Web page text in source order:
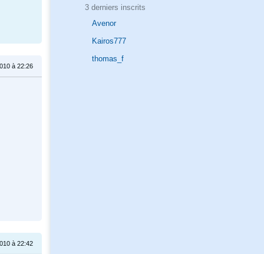
3 derniers inscrits
Avenor
Kairos777
thomas_f
à 22:26
à 22:42